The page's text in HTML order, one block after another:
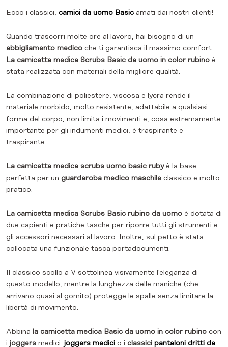
Ecco i classici, camici da uomo Basic amati dai nostri clienti!
Quando trascorri molte ore al lavoro, hai bisogno di un
abbigliamento medico che ti garantisca il massimo comfort.
La camicetta medica Scrubs Basic da uomo in color rubino è
stata realizzata con materiali della migliore qualità.
La combinazione di poliestere, viscosa e lycra rende il
materiale morbido, molto resistente, adattabile a qualsiasi
forma del corpo, non limita i movimenti e, cosa estremamente
importante per gli indumenti medici, è traspirante e
traspirante.
La camicetta medica scrubs uomo basic rubyè la base
perfetta per un guardaroba medico maschile classico e molto
pratico.
La camicetta medica Scrubs Basic rubino da uomo è dotata di
due capienti e pratiche tasche per riporre tutti gli strumenti e
gli accessori necessari al lavoro. Inoltre, sul petto è stata
collocata una funzionale tasca portadocumenti.
Il classico scollo a V sottolinea visivamente l'eleganza di
questo modello, mentre la lunghezza delle maniche (che
arrivano quasi al gomito) protegge le spalle senza limitare la
libertà di movimento.
Abbina la camicetta medica Basic da uomo in color rubino con
i joggers medici. joggers medici o i classici pantaloni dritti da